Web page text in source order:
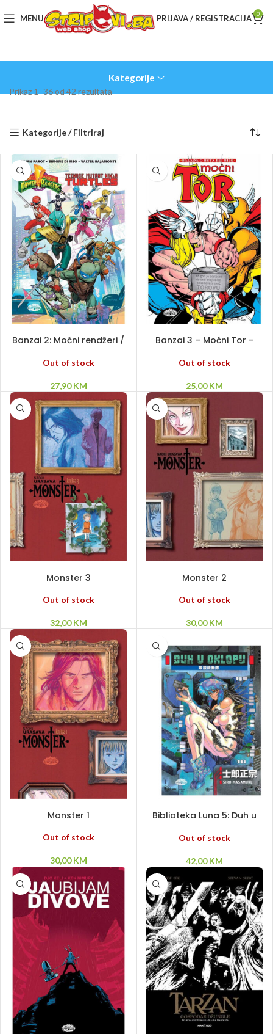
MENU PRIJAVA / REGISTRACIJA 0
Kategorije
Prikaz 1–36 od 42 rezultata
Kategorije / Filtriraj
Banzai 2: Moćni rendžeri /
Out of stock
27,90KM
Banzai 3 – Moćni Tor –
Out of stock
25,00KM
Monster 3
Out of stock
32,00KM
Monster 2
Out of stock
30,00KM
Monster 1
Out of stock
30,00KM
Biblioteka Luna 5: Duh u
Out of stock
42,00KM